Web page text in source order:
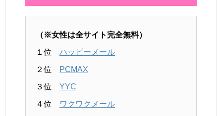
（※女性は全サイト完全無料）
１位 ハッピーメール
２位 PCMAX
３位 YYC
４位 ワクワクメール